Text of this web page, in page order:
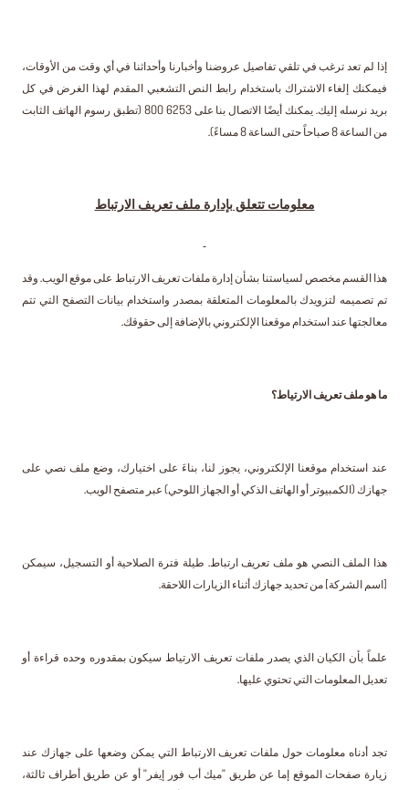
إذا لم تعد ترغب في تلقي تفاصيل عروضنا وأخبارنا وأحداثنا في أي وقت من الأوقات،
فيمكنك إلغاء الاشتراك باستخدام رابط النص التشعبي المقدم لهذا الغرض في كل
بريد نرسله إليك. يمكنك أيضًا الاتصال بنا على 6253 800 (تطبق رسوم الهاتف الثابت
من الساعة 8 صباحاً حتى الساعة 8 مساءً).
معلومات تتعلق بإدارة ملف تعريف الارتباط
هذا القسم مخصص لسياستنا بشأن إدارة ملفات تعريف الارتباط على موقع الويب. وقد
تم تصميمه لتزويدك بالمعلومات المتعلقة بمصدر واستخدام بيانات التصفح التي تتم
معالجتها عند استخدام موقعنا الإلكتروني بالإضافة إلى حقوقك.
ما هو ملف تعريف الارتياط؟
عند استخدام موقعنا الإلكتروني، يجوز لنا، بناءَ على اختيارك، وضع ملف نصي على
جهازك (الكمبيوتر أو الهاتف الذكي أو الجهاز اللوحي) عبر متصفح الويب.
هذا الملف النصي هو ملف تعريف ارتباط. طيلة فترة الصلاحية أو التسجيل، سيمكن
[اسم الشركة] من تحديد جهازك أثناء الزيارات اللاحقة.
علماً بأن الكيان الذي يصدر ملفات تعريف الارتياط سيكون بمقدوره وحده قراءة أو
تعديل المعلومات التي تحتوي عليها.
تجد أدناه معلومات حول ملفات تعريف الارتباط التي يمكن وضعها على جهازك عند
زيارة صفحات الموقع إما عن طريق "ميك أب فور إيفر" أو عن طريق أطراف ثالثة،